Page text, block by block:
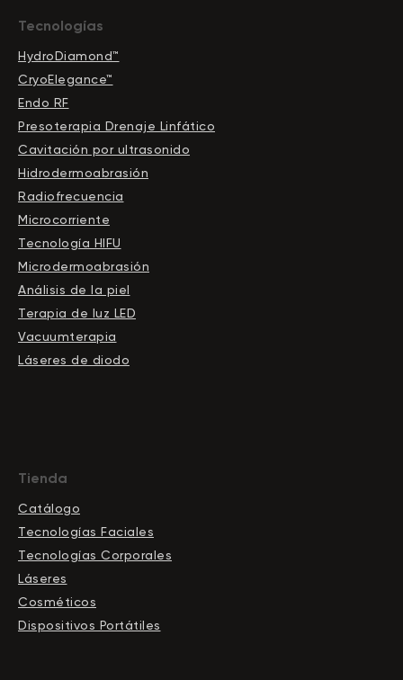
Tecnologías
HydroDiamond™
CryoElegance™
Endo RF
Presoterapia Drenaje Linfático
Cavitación por ultrasonido
Hidrodermoabrasión
Radiofrecuencia
Microcorriente
Tecnología HIFU
Microdermoabrasión
Análisis de la piel
Terapia de luz LED
Vacuumterapia
Láseres de diodo
Tienda
Catálogo
Tecnologías Faciales
Tecnologías Corporales
Láseres
Cosméticos
Dispositivos Portátiles